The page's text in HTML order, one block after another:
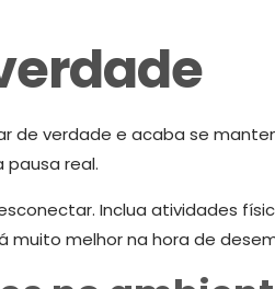
de verdade e acaba se
pausa real.
Inclua atividades
melhor na hora de